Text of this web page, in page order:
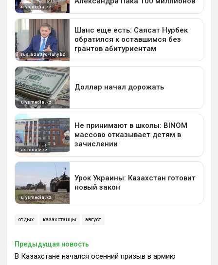
отдых казахстанцы август
Предыдущая новость
В Казахстане начался осенний призыв в армию